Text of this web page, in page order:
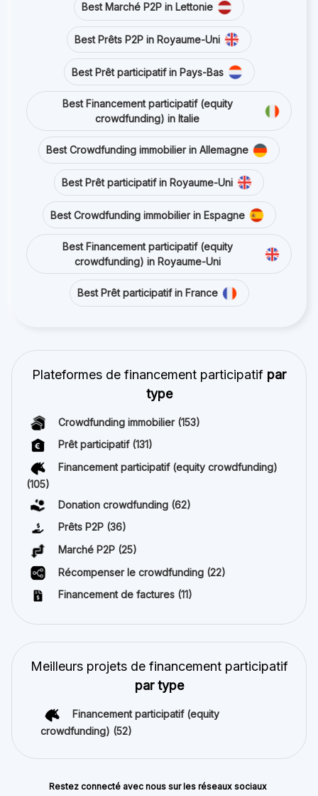
Best Marché P2P in Lettonie
Best Prêts P2P in Royaume-Uni
Best Prêt participatif in Pays-Bas
Best Financement participatif (equity
crowdfunding) in Italie
Best Crowdfunding immobilier in Allemagne
Best Prêt participatif in Royaume-Uni
Best Crowdfunding immobilier in Espagne
Best Financement participatif (equity
crowdfunding) in Royaume-Uni
Best Prêt participatif in France
Plateformes de financement participatif par
type
Crowdfunding immobilier (153)
Prêt participatif (131)
Financement participatif (equity crowdfunding)
(105)
Donation crowdfunding (62)
Prêts P2P (36)
Marché P2P (25)
Récompenser le crowdfunding (22)
Financement de factures (11)
Meilleurs projets de financement participatif
par type
Financement participatif (equity
crowdfunding) (52)
Restez connecté avec nous sur les réseaux sociaux